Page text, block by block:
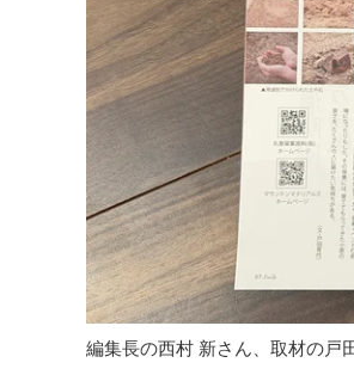
編集長の西村 新さん、取材の戸